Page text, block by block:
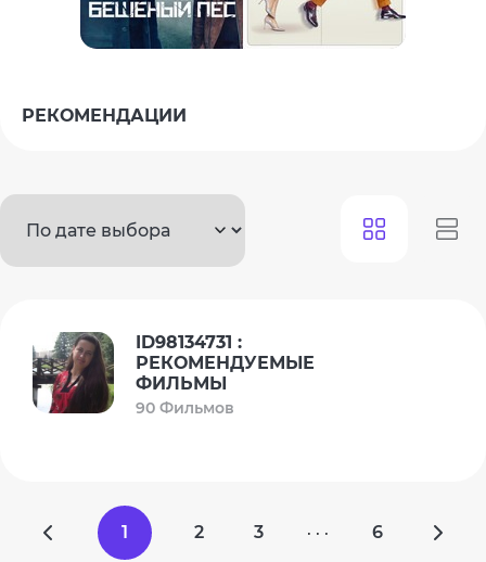
РЕКОМЕНДАЦИИ
ID98134731 :
РЕКОМЕНДУЕМЫЕ
ФИЛЬМЫ
90 Фильмов
1 2 3 · · · 6